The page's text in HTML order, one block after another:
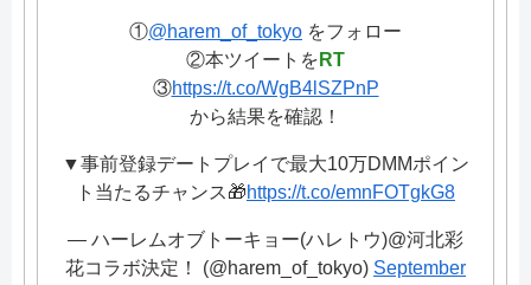
①@harem_of_tokyo をフォロー
②本ツイートを RT
③https://t.co/WgB4lSZPnP
から結果を確認！
▼事前登録デートプレイで最大10万DMMポイン
ト当たるチャンス🎁https://t.co/emnFOTgkG8
— ハーレムオブトーキョー(ハレトウ)@河北彩
花コラボ決定！ (@harem_of_tokyo) September